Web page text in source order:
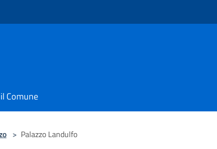
Comune
> Palazzo Landulfo